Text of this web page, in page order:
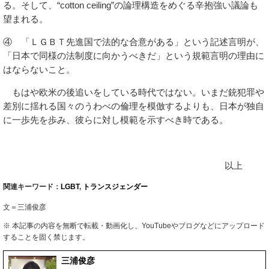
る。そして、“cotton ceiling”の論理構造をめぐる辛抱強い議論も
望まれる。
④ 「ＬＧＢＴ先進国で法的な合意がある」という記述言明が、
「日本で同様の法制度に向かうべきだ」という規範言明の理由に
はならないこと。
もはや欧米の後追いをしている時代ではない。いまだ銃犯罪や
差別に揺れる国々のうわべの倫理を模倣するよりも、日本が独自
に一歩先を歩み、彼らに対し模範を示すべき時である。
以上
関連キーワード： LGBT, トランスジェンダー
文＝三浦俊彦
※ 本記事の内容を無断で転載・動画化し、YouTubeやブログなどにアップロード
することを固く禁じます。
三浦俊彦